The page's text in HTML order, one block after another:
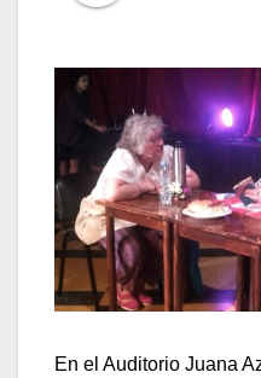
En el Auditorio Juana